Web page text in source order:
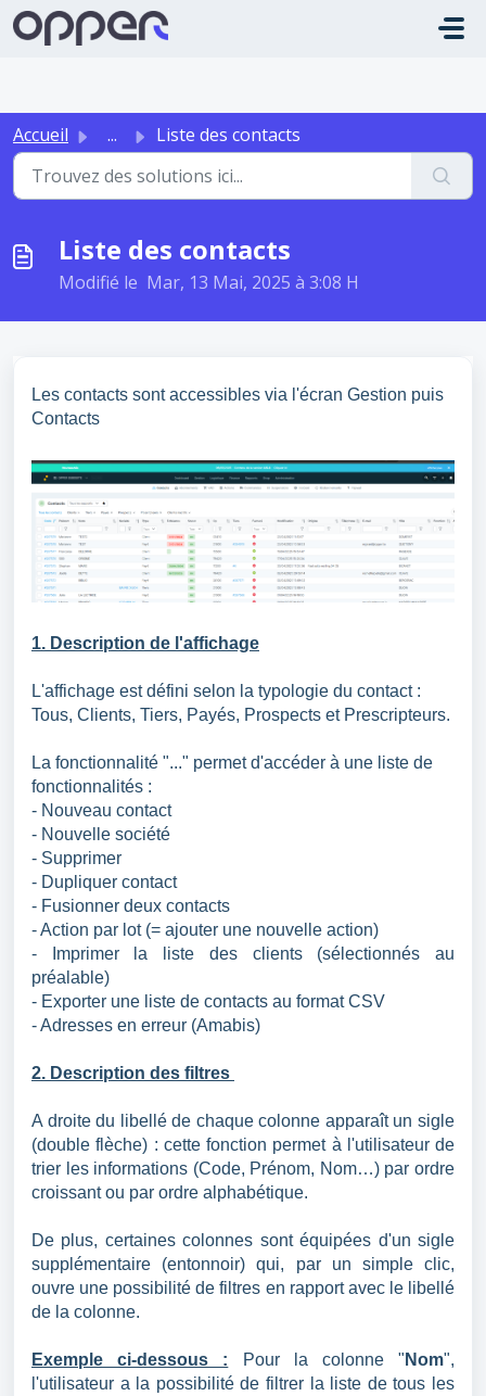
Passer au contenu principal
Accueil ... Liste des contacts
Liste des contacts
Modifié le Mar, 13 Mai, 2025 à 3:08 H
Les contacts sont accessibles via l'écran Gestion puis
Contacts
1. Description de l'affichage
L'affichage est défini selon la typologie du contact :
Tous, Clients, Tiers, Payés, Prospects et Prescripteurs.
La fonctionnalité "..." permet d'accéder à une liste de
fonctionnalités :
- Nouveau contact
- Nouvelle société
- Supprimer
- Dupliquer contact
- Fusionner deux contacts
- Action par lot (= ajouter une nouvelle action)
- Imprimer la liste des clients (sélectionnés au
préalable)
- Exporter une liste de contacts au format CSV
- Adresses en erreur (Amabis)
2. Description des filtres
A droite du libellé de chaque colonne apparaît un sigle
(double flèche) : cette fonction permet à l'utilisateur de
trier les informations (Code, Prénom, Nom…) par ordre
croissant ou par ordre alphabétique.
De plus, certaines colonnes sont équipées d'un sigle
supplémentaire (entonnoir) qui, par un simple clic,
ouvre une possibilité de filtres en rapport avec le libellé
de la colonne.
Exemple ci-dessous : Pour la colonne " Nom",
l'utilisateur a la possibilité de filtrer la liste de tous les